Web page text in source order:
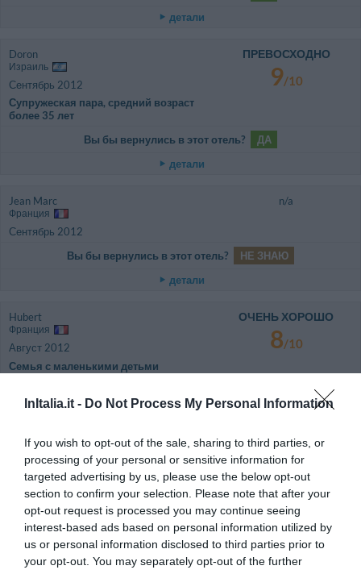
InItalia.it - Do Not Process My Personal Information
If you wish to opt-out of the sale, sharing to third parties, or
processing of your personal or sensitive information for
targeted advertising by us, please use the below opt-out
section to confirm your selection. Please note that after your
opt-out request is processed you may continue seeing
interest-based ads based on personal information utilized by
us or personal information disclosed to third parties prior to
your opt-out. You may separately opt-out of the further
детали
Doron
Израиль
Сентябрь 2012
Супружеская пара, средний возраст
более 35 лет
ПРЕВОСХОДНО
9/10
Вы бы вернулись в этот отель?
ДА
детали
Jean Marc
Франция
Сентябрь 2012
n/a
Вы бы вернулись в этот отель?
НЕ ЗНАЮ
детали
Hubert
Франция
Август 2012
Семья с маленькими детьми
ОЧЕНЬ ХОРОШО
8/10
детали
Davide
Швейцария
Август 2012
Супружеская пара, средний возраст
менее 35 лет
ХОРОШО
7.4/10
Вы бы вернулись в этот отель?
детали